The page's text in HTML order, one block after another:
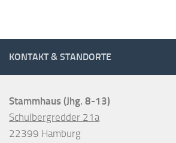
KONTAKT & STANDORTE
Stammhaus (Jhg. 8-13)
Schulbergredder 21a
22399 Hamburg